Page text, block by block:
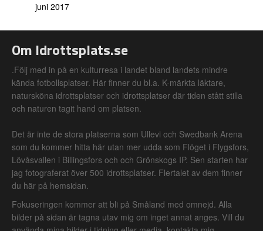
juni 2017
Om Idrottsplats.se
.Följ med in på en kulturresa i landet bland landets mindre
kända fotbollsplatser. Här finner du bl.a. K-märkta läktare,
natursköna idrottsplatser och idrottsplatser där tiden stått stilla
och naturen tagit hand om platsen.
Det är inte de stora platserna som Ullevi och Swedbank Arena
som du kommer hitta här utan mer udda som Flöget i Flygsfors,
Lövåsvallen i Billingsfors och och Grönskogs IP. Sen starten har
jag fotograferat över 500 idrottsplatser. Flertalet av dem finner
du här på hemsidan.
Fokuseringen kommer att bli på Småland med omnejd. Alla
bilder på sidan är tagna utav mig om inget annat anges. Vill du